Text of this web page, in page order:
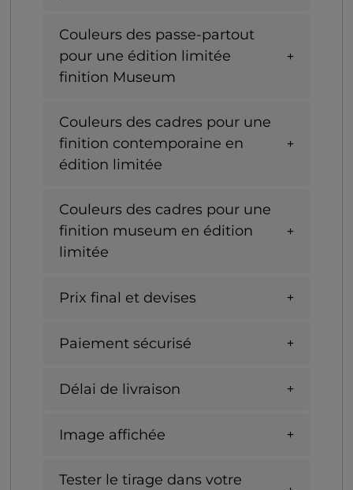
Couleurs des passe-partout
pour une édition limitée
finition Museum
Couleurs des cadres pour une
finition contemporaine en
édition limitée
Couleurs des cadres pour une
finition museum en édition
limitée
Prix final et devises
Paiement sécurisé
Délai de livraison
Image affichée
Tester le tirage dans votre